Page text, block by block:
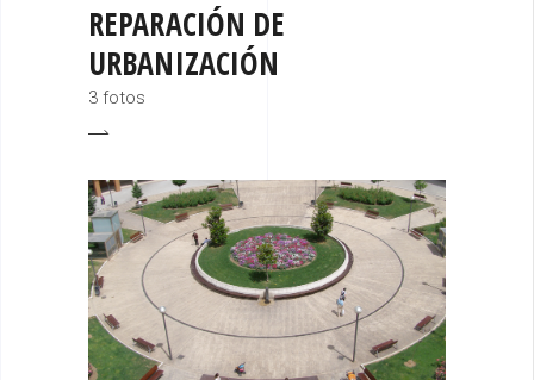
REPARACIÓN DE
URBANIZACIÓN
3 fotos